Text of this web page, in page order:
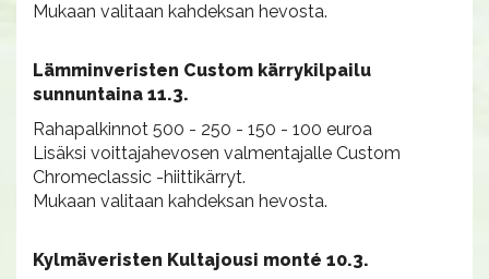
Mukaan valitaan kahdeksan hevosta.
Lämminveristen Custom kärrykilpailu
sunnuntaina 11.3.
Rahapalkinnot 500 - 250 - 150 - 100 euroa
Lisäksi voittajahevosen valmentajalle Custom
Chromeclassic -hiittikärryt.
Mukaan valitaan kahdeksan hevosta.
Kylmäveristen Kultajousi monté 10.3.